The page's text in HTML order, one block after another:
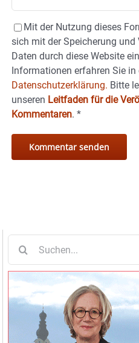
Mit der Nutzung dieses
sich mit der Speicherung und
Daten durch diese Website
Informationen erfahren Sie in
Datenschutzerklärung. Bitte
unseren Leitfaden für die
Kommentaren. *
nach: